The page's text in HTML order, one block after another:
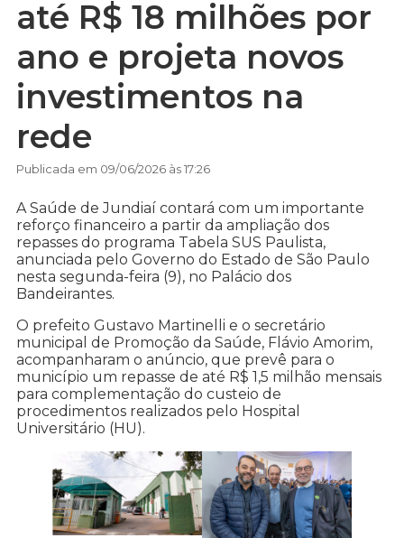
até R$ 18 milhões por
ano e projeta novos
investimentos na
rede
Publicada em 09/06/2026 às 17:26
A Saúde de Jundiaí contará com um importante
reforço financeiro a partir da ampliação dos
repasses do programa Tabela SUS Paulista,
anunciada pelo Governo do Estado de São Paulo
nesta segunda-feira (9), no Palácio dos
Bandeirantes.
O prefeito Gustavo Martinelli e o secretário
municipal de Promoção da Saúde, Flávio Amorim,
acompanharam o anúncio, que prevê para o
município um repasse de até R$ 1,5 milhão mensais
para complementação do custeio de
procedimentos realizados pelo Hospital
Universitário (HU).